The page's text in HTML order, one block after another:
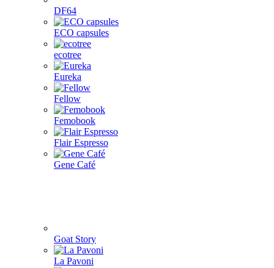
DF64
ECO capsules
ecotree
Eureka
Fellow
Femobook
Flair Espresso
Gene Café
Goat Story
La Pavoni